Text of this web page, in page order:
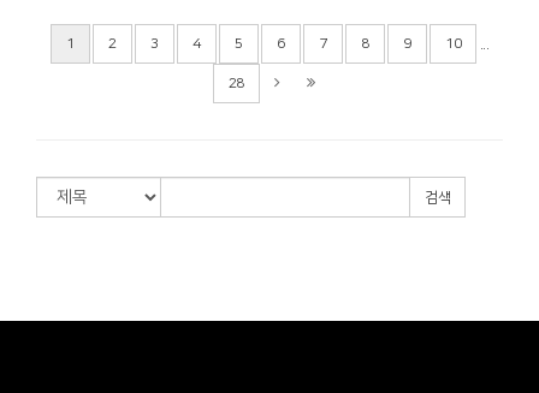
1 2 3 4 5 6 7 8 9 10
28
검색